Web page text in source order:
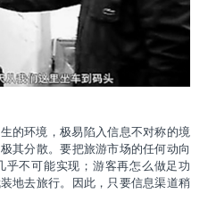
的环境，极易陷入信息不对称的境
其分散。要把旅游市场的任何动向
乎不可能实现；游客再怎么做足功
地去旅行。因此，只要信息渠道稍